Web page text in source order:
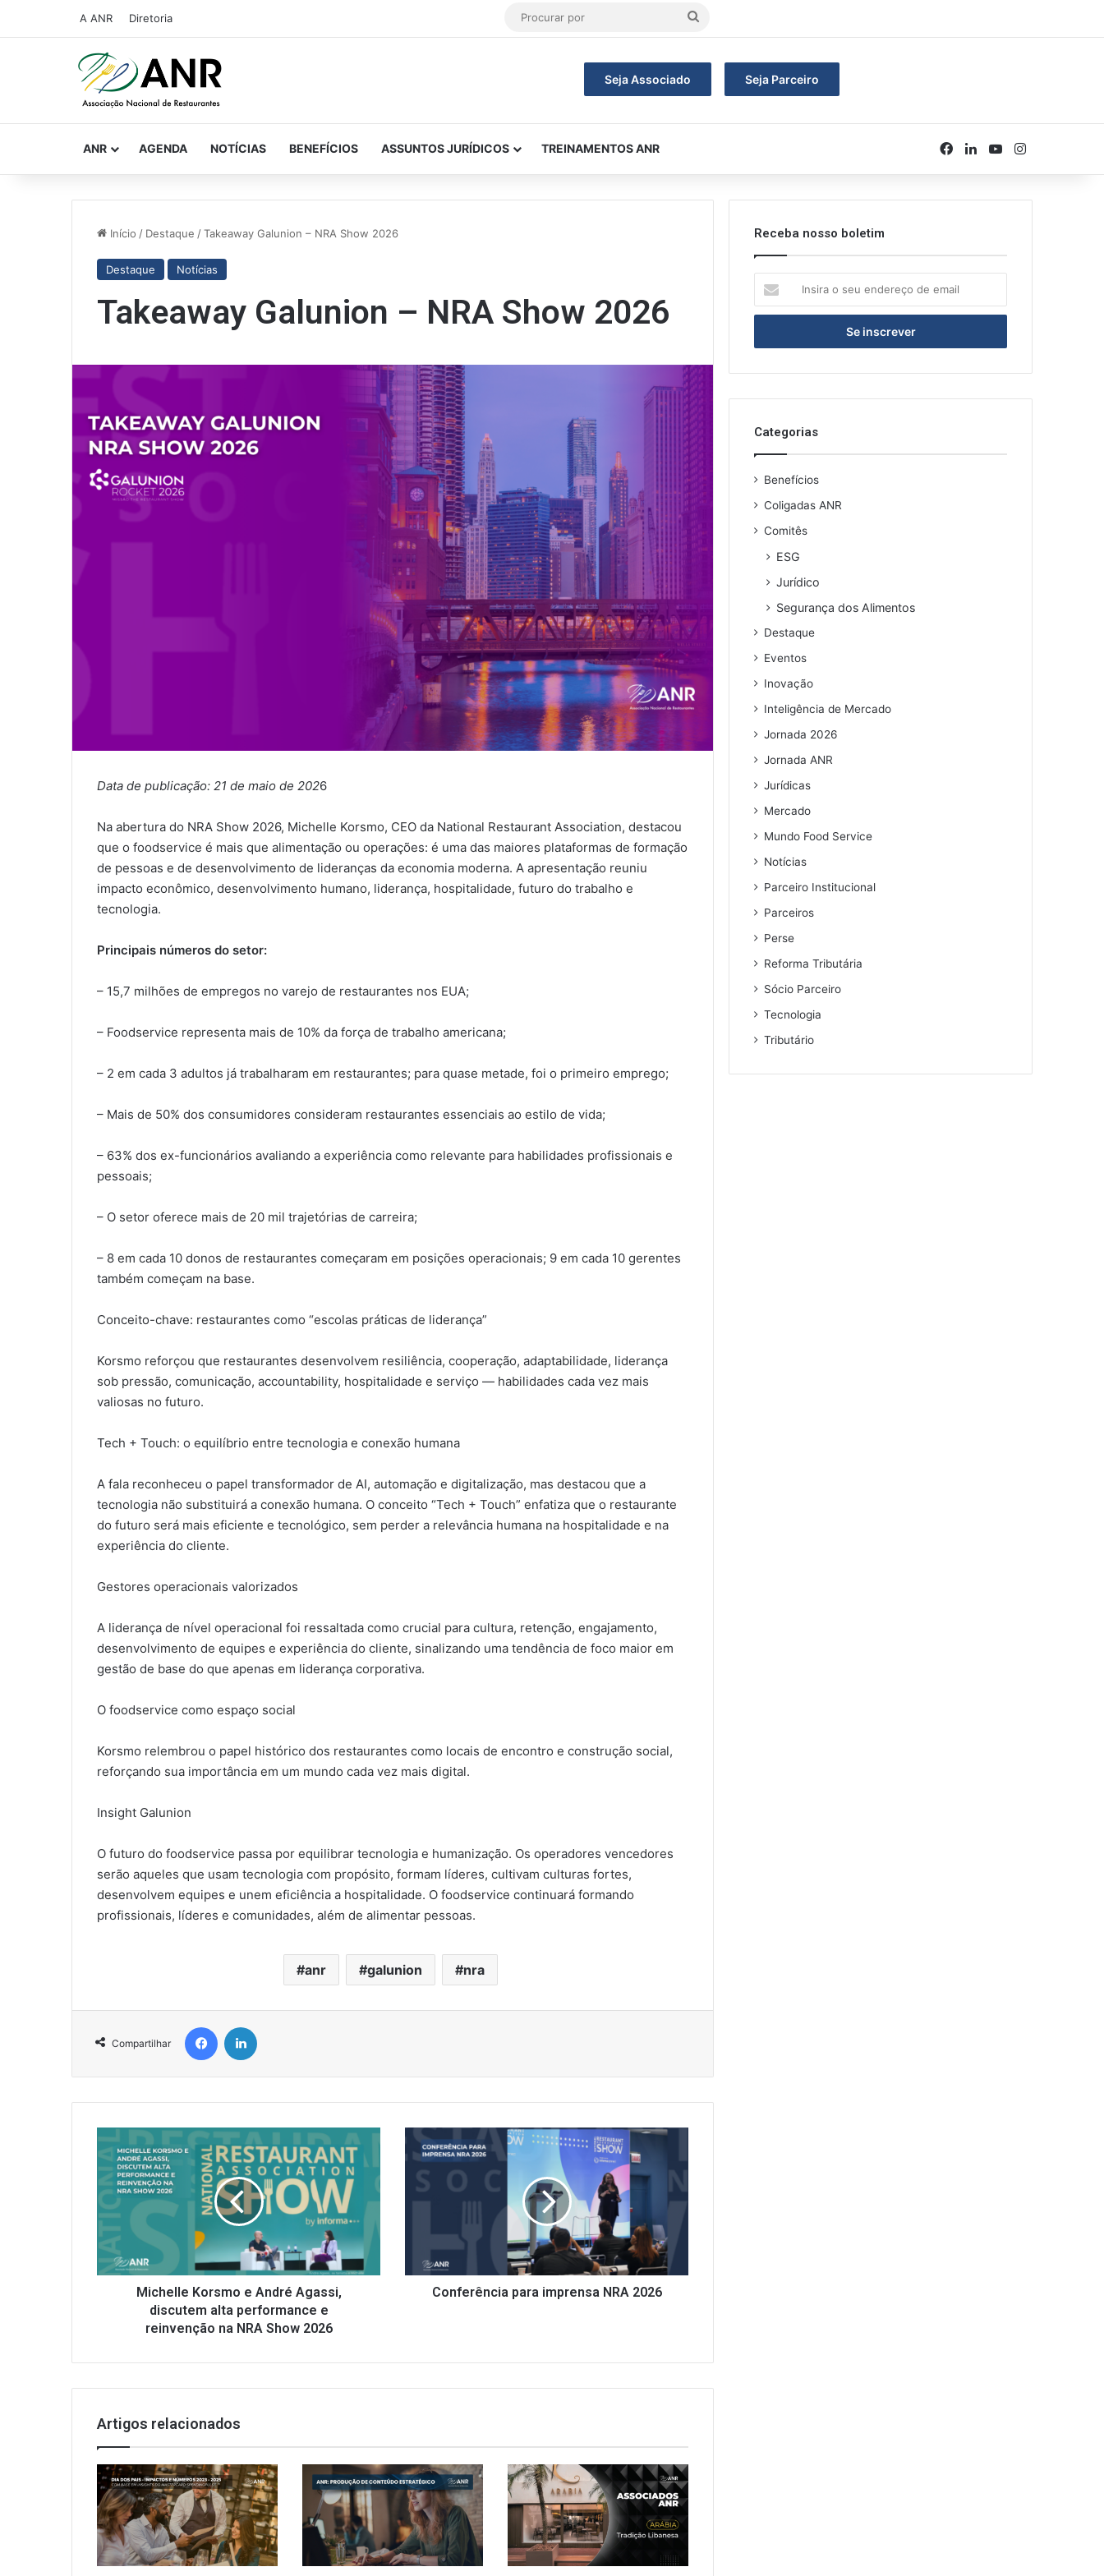
A ANR Diretoria
Procurar
Seja Associado Seja Parceiro
ANR AGENDA NOTÍCIAS BENEFÍCIOS ASSUNTOS JURÍDICOS TREINAMENTOS ANR Facebook
Linkedin
YouTubeInstagram
Início / Destaque /Takeaway Galunion – NRA Show 2026
Destaque Notícias
Takeaway Galunion – NRA Show 2026
Data de publicação: 21 de maio de 2026
Na abertura do NRA Show 2026, Michelle Korsmo, CEO da National Restaurant Association, destacou
que o foodservice é mais que alimentação ou operações: é uma das maiores plataformas de formação
de pessoas e de desenvolvimento de lideranças da economia moderna. A apresentação reuniu
impacto econômico, desenvolvimento humano, liderança, hospitalidade, futuro do trabalho e
tecnologia.
Principais números do setor:
– 15,7 milhões de empregos no varejo de restaurantes nos EUA;
– Foodservice representa mais de 10% da força de trabalho americana;
– 2 em cada 3 adultos já trabalharam em restaurantes; para quase metade, foi o primeiro emprego;
– Mais de 50% dos consumidores consideram restaurantes essenciais ao estilo de vida;
– 63% dos ex-funcionários avaliando a experiência como relevante para habilidades profissionais e
pessoais;
– O setor oferece mais de 20 mil trajetórias de carreira;
– 8 em cada 10 donos de restaurantes começaram em posições operacionais; 9 em cada 10 gerentes
também começam na base.
Conceito-chave: restaurantes como “escolas práticas de liderança”
Korsmo reforçou que restaurantes desenvolvem resiliência, cooperação, adaptabilidade, liderança
sob pressão, comunicação, accountability, hospitalidade e serviço — habilidades cada vez mais
valiosas no futuro.
Tech + Touch: o equilíbrio entre tecnologia e conexão humana
A fala reconheceu o papel transformador de AI, automação e digitalização, mas destacou que a
tecnologia não substituirá a conexão humana. O conceito “Tech + Touch” enfatiza que o restaurante
do futuro será mais eficiente e tecnológico, sem perder a relevância humana na hospitalidade e na
experiência do cliente.
Gestores operacionais valorizados
A liderança de nível operacional foi ressaltada como crucial para cultura, retenção, engajamento,
desenvolvimento de equipes e experiência do cliente, sinalizando uma tendência de foco maior em
gestão de base do que apenas em liderança corporativa.
O foodservice como espaço social
Korsmo relembrou o papel histórico dos restaurantes como locais de encontro e construção social,
reforçando sua importância em um mundo cada vez mais digital.
Insight Galunion
O futuro do foodservice passa por equilibrar tecnologia e humanização. Os operadores vencedores
serão aqueles que usam tecnologia com propósito, formam líderes, cultivam culturas fortes,
desenvolvem equipes e unem eficiência a hospitalidade. O foodservice continuará formando
profissionais, líderes e comunidades, além de alimentar pessoas.
anr galunion nra
Compartilhar
Facebook
Michelle
Korsmo
e
André
Agassi,
discutem
alta
performance
e
reinvençãoMichelle Korsmo e André Agassi,
discutem alta performance e
reinvenção na NRA Show 2026
Conferência
para
imprensa
NRA
2026
Conferência para imprensa NRA 2026
Artigos relacionados
Receba nosso boletim
seu
de
Categorias
Benefícios
Coligadas ANR
Comitês
ESG
Jurídico
Segurança dos Alimentos
Destaque
Eventos
Inovação
Inteligência de Mercado
Jornada 2026
Jornada ANR
Jurídicas
Mercado
Mundo Food Service
Notícias
Parceiro Institucional
Parceiros
Perse
Reforma Tributária
Sócio Parceiro
Tecnologia
Tributário